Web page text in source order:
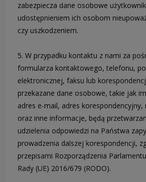
zabezpiecza dane osobowe
udostępnieniem ich osobom
czy uszkodzeniem.
5. W przypadku kontaktu z nami za
formularza kontaktowego, telefonu,
elektronicznej, faksu lub
przekazane dane osobowe, takie jak
adres e-mail, adres
oraz inne informacje, będą
udzielenia odpowiedzi na Państwa
prowadzenia dalszej korespondencji,
przepisami Rozporządzenia
Rady (UE) 2016/679 (RODO).